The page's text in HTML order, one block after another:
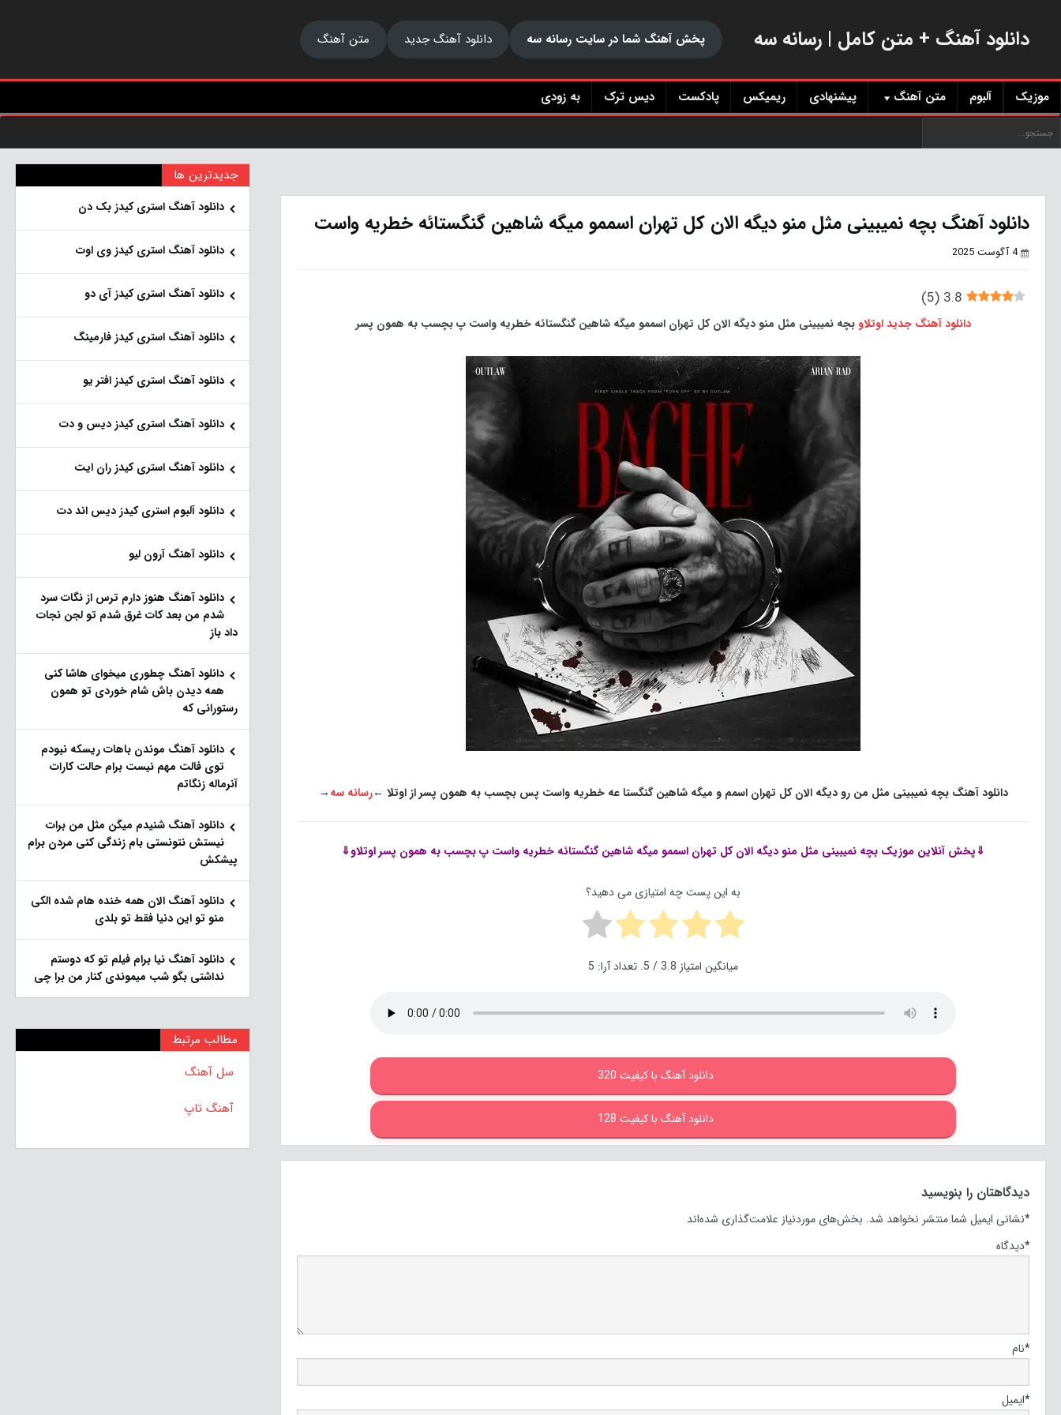
دانلود آهنگ + متن کامل | رسانه سه پخش آهنگ شما در سایت رسانه سه دانلود آهنگ جدید متن آهنگ
موزیک آلبوم متن آهنگ پیشنهادی ریمیکس پادکست دیس ترک به زودی
دانلود آهنگ بچه نمیبینی مثل منو دیگه الان کل تهران اسممو میگه شاهین گنگستائه خطریه واست
4 آگوست 2025
3.8
(
5
)
دانلود آهنگ جدید اوتلاو بچه نمیبینی مثل منو دیگه الان کل تهران اسممو میگه شاهین گنگستائه خطریه واست پ بچسب به همون پسر
دانلود آهنگ بچه نمیبینی مثل من رو دیگه الان کل تهران اسمم و میگه شاهین گنگستا عه خطریه واست پس بچسب به همون پسر از اوتلا ←رسانه سه→
⇓پخش آنلاین موزیک بچه نمیبینی مثل منو دیگه الان کل تهران اسممو میگه شاهین گنگستائه خطریه واست پ بچسب به همون پسر اوتلاو⇓
به این پست چه امتیازی می دهید؟
میانگین امتیاز 3.8 / 5. تعداد آرا: 5
دانلود آهنگ با کیفیت 320
دانلود آهنگ با کیفیت 128
دیدگاهتان را بنویسید
نشانی ایمیل شما منتشر نخواهد شد. بخش‌های موردنیاز علامت‌گذاری شده‌اند
*
دیدگاه*
نام*
ایمیل*
جدیدترین ها
دانلود آهنگ استری کیدز بک دن
دانلود آهنگ استری کیدز وی اوت
دانلود آهنگ استری کیدز آی دو
دانلود آهنگ استری کیدز فارمینگ
دانلود آهنگ استری کیدز افتر یو
دانلود آهنگ استری کیدز دیس و دت
دانلود آهنگ استری کیدز ران ایت
دانلود آلبوم استری کیدز دیس اند دت
دانلود آهنگ آرون لیو
دانلود آهنگ هنو‌ز دارم ترس از نگات سرد
شدم من بعد کات غرق شدم تو لجن نجات
داد باز
دانلود آهنگ چطوری میخوای هاشا کنی
همه دیدن باش شام خوردی تو همون
رستورانی که
دانلود آهنگ موندن باهات ریسکه نبودم
توی فالت مهم نیست برام حالت کارات
آنرماله زنگاتم
دانلود آهنگ شنیدم میگن مثل من برات
نیستش نتونستی بام زندگی کنی مردن برام
پیشکش
دانلود آهنگ الان همه خنده هام شده الکی
منو تو این دنیا فقط تو بلدی
دانلود آهنگ نیا برام فیلم تو‌ که دوستم
نداشتی بگو شب میموندی کنار من برا چی
مطالب مرتبط
سل آهنگ
آهنگ تاپ